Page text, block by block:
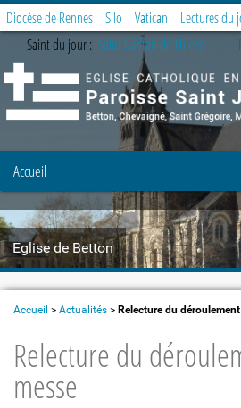
Eglise de Betton
Diocèse de Rennes Silo Vatican
Lectures du
Saint du jour : Saint Gaétan de Thiene
Accueil
Notre paroisse
Prier et célébrer
Demande de document
Enfance et Jeunesse
Accueil > Actualités > Relecture du
Relecture du
messe